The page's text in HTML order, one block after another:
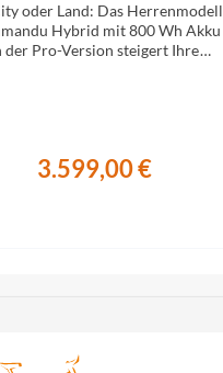
oder Land: Das Herrenmodell
Hybrid mit 800 Wh Akku
der Pro-Version steigert Ihre
3.599,00 €